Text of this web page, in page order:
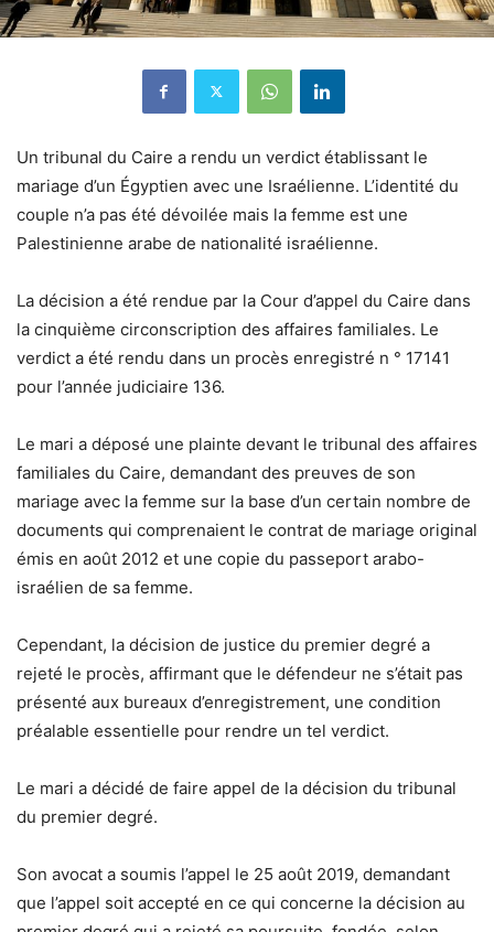
Un tribunal du Caire a rendu un verdict établissant le
mariage d’un Égyptien avec une Israélienne. L’identité du
couple n’a pas été dévoilée mais la femme est une
Palestinienne arabe de nationalité israélienne.
La décision a été rendue par la Cour d’appel du Caire dans
la cinquième circonscription des affaires familiales. Le
verdict a été rendu dans un procès enregistré n ° 17141
pour l’année judiciaire 136.
Le mari a déposé une plainte devant le tribunal des affaires
familiales du Caire, demandant des preuves de son
mariage avec la femme sur la base d’un certain nombre de
documents qui comprenaient le contrat de mariage original
émis en août 2012 et une copie du passeport arabo-
israélien de sa femme.
Cependant, la décision de justice du premier degré a
rejeté le procès, affirmant que le défendeur ne s’était pas
présenté aux bureaux d’enregistrement, une condition
préalable essentielle pour rendre un tel verdict.
Le mari a décidé de faire appel de la décision du tribunal
du premier degré.
Son avocat a soumis l’appel le 25 août 2019, demandant
que l’appel soit accepté en ce qui concerne la décision au